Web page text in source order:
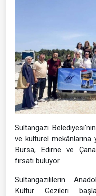
Sultangazi
ve kültürel mekânlarına
Bursa, Edirne ve
fırsatı buluyor.
Sultangazililerin
Kültür Gezileri